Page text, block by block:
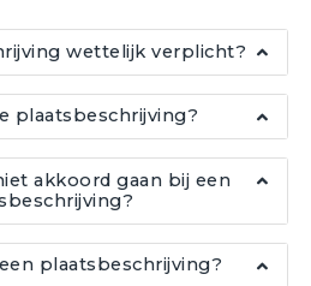
wettelijk verplicht?
plaatsbeschrijving?
akkoord gaan bij een
plaatsbeschrijving?